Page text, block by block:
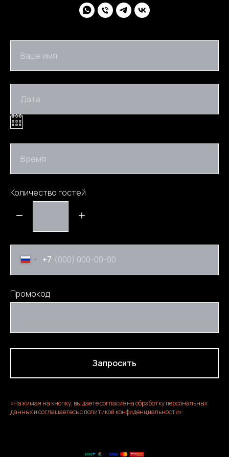
Ваше имя
Дата
Время
Количество гостей
+7
Промокод
Запросить
«Нажимая на кнопку, вы даете согласие на обработку персональных
данных и соглашаетесь c политикой конфиденциальности»